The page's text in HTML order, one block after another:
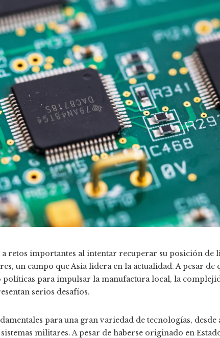
retos importantes al intentar recuperar su posición de
un campo que Asia lidera en la actualidad. A pesar de
para impulsar la manufactura local, la
serios desafíos.
para una gran variedad de tecnologías, desde
militares. A pesar de haberse originado en